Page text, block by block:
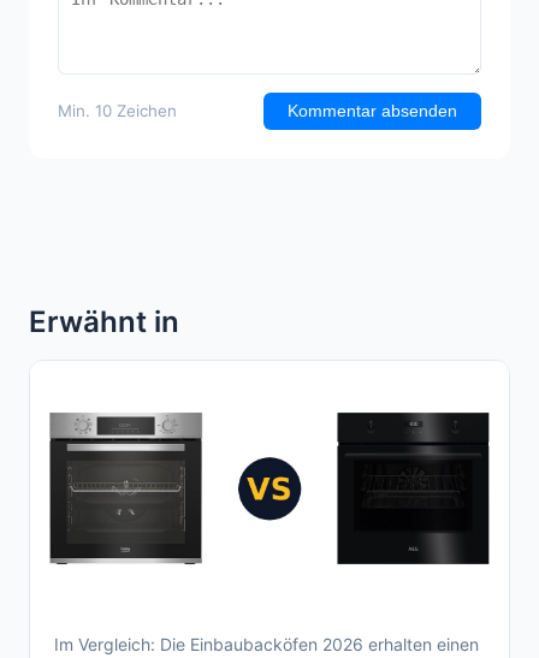
Min. 10 Zeichen Kommentar absenden
Erwähnt in
Aktueller Einbaubackofen Vergleich 2026 -
Im Vergleich: Die Einbaubacköfen 2026 erhalten einen